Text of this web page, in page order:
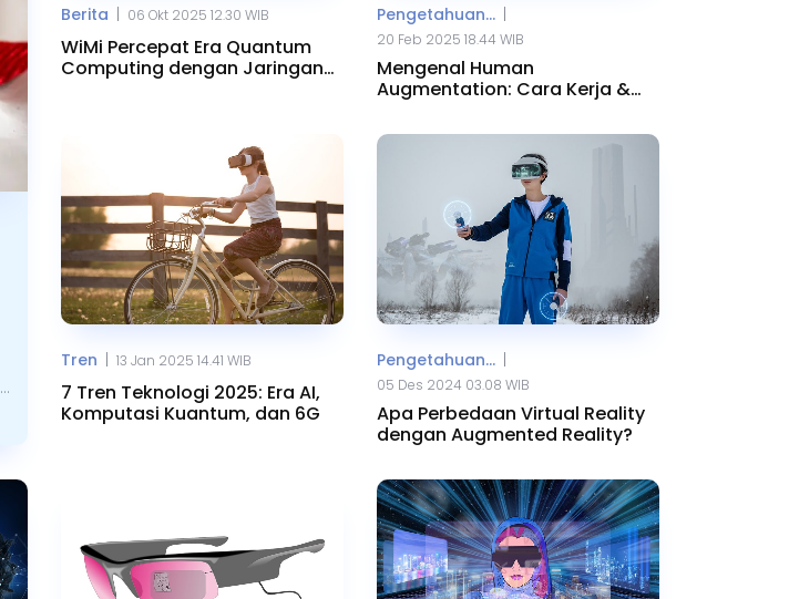
Berita | 06 Okt 2025 12.30 WIB
WiMi Percepat Era Quantum
Computing dengan Jaringan
Pengetahuan... |
20 Feb 2025 18.44 WIB
Mengenal Human
Augmentation: Cara Kerja &
Tren | 13 Jan 2025 14.41 WIB
7 Tren Teknologi 2025: Era AI,
Komputasi Kuantum, dan 6G
Pengetahuan... |
05 Des 2024 03.08 WIB
Apa Perbedaan Virtual Reality
dengan Augmented Reality?